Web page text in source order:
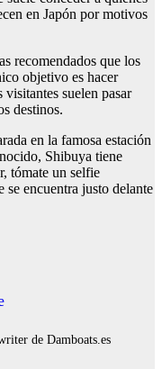
en Japón por motivos
recomendados que los
objetivo es hacer
suelen pasar
destinos.
en la famosa estación
Shibuya tiene
tómate un selfie
encuentra justo delante
de Damboats.es